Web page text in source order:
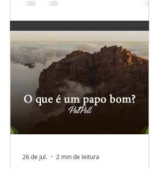
mal resolvidas ou
incompreendidas,
nada além disso! Não
fala nem dos que você
ama, nem dos que
você não ama (ainda).
Não espalhe suas
seus problemas. Tudo
26 de jul. 2 min de leitura